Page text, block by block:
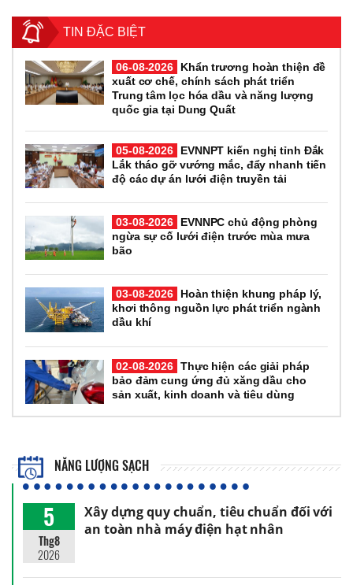
TIN ĐẶC BIỆT
06-08-2026
Khẩn trương hoàn thiện đề
xuất cơ chế, chính sách phát triển
Trung tâm lọc hóa dầu và năng lượng
quốc gia tại Dung Quất
05-08-2026
EVNNPT kiến nghị tỉnh Đắk
Lắk tháo gỡ vướng mắc, đẩy nhanh tiến
độ các dự án lưới điện truyền tải
03-08-2026
EVNNPC chủ động phòng
ngừa sự cố lưới điện trước mùa mưa
bão
03-08-2026
Hoàn thiện khung pháp lý,
khơi thông nguồn lực phát triển ngành
dầu khí
02-08-2026 Thực hiện các giải pháp
bảo đảm cung ứng đủ xăng dầu cho
sản xuất, kinh doanh và tiêu dùng
NĂNG LƯỢNG SẠCH
5
Thg8
2026
Xây dựng quy chuẩn, tiêu chuẩn đối với
an toàn nhà máy điện hạt nhân